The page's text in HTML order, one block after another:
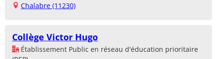
Chalabre (11230)
Collège Victor Hugo
Établissement Public en réseau d'éducation prioritaire